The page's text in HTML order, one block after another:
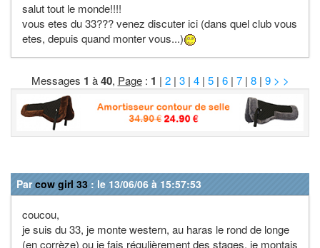
salut tout le monde!!!!
vous etes du 33??? venez discuter ici (dans quel club vous
etes, depuis quand monter vous...)
Messages 1 à40, Page: 1 | 2| 3| 4| 5| 6| 7| 8| 9 > >
Parcow girl 33 : le 13/06/06 à 15:57:53
coucou,
je suis du 33, je monte western, au haras le rond de longe
(en corrèze) ou je fais régulièrement des stages, je montais